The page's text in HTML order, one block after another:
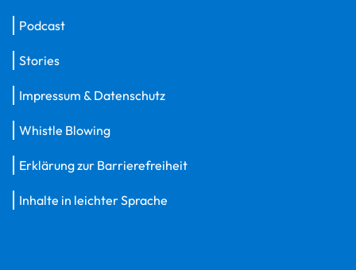
Podcast
Stories
Impressum & Datenschutz
Whistle Blowing
Erklärung zur Barrierefreiheit
Inhalte in leichter Sprache